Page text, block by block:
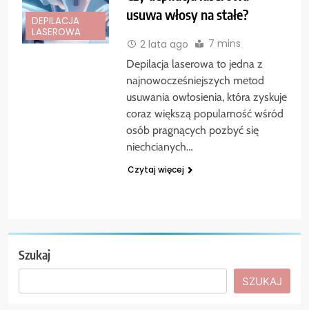
DEPILACJA
LASEROWA
usuwa włosy na stałe?
2 lata ago 7 mins
Depilacja laserowa to jedna z
najnowocześniejszych metod
usuwania owłosienia, która zyskuje
coraz większą popularność wśród
osób pragnących pozbyć się
niechcianych…
Czytaj więcej
Szukaj
SZUKAJ